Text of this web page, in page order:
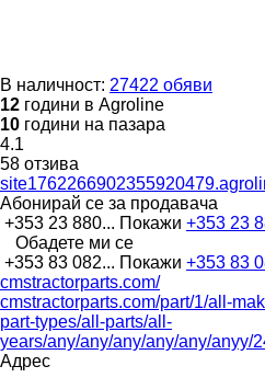
В наличност: 27422 обяви
12 години в Agroline
10 години на пазара
4.1
58 отзива
Абонирай се за продавача
+353 23 880... Покажи +353 23
Обадете ми се
+353 83 082... Покажи +353 83
cmstractorparts.com/
cmstractorparts.com/part/1/all-
part-types/all-parts/all-
years/any/any/any/any/any/anyy/
Адрес